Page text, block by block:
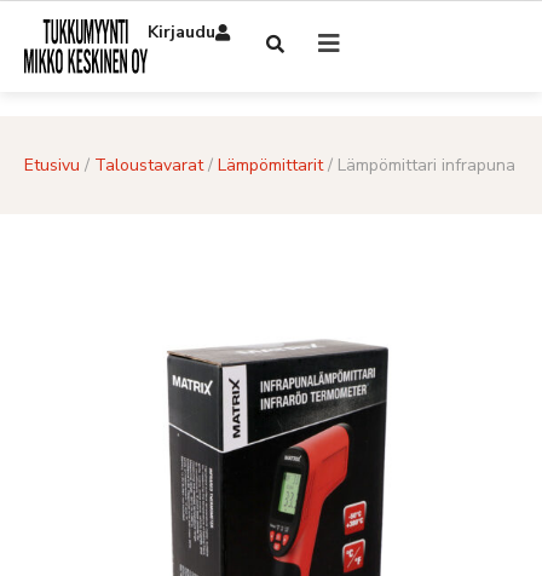
Kirjaudu
Etusivu / Taloustavarat/ Lämpömittarit/ Lämpömittari infrapuna